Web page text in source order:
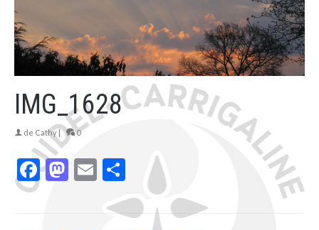
IMG_1628
de Cathy | 0
Facebook
Mastodon
EmailPartager